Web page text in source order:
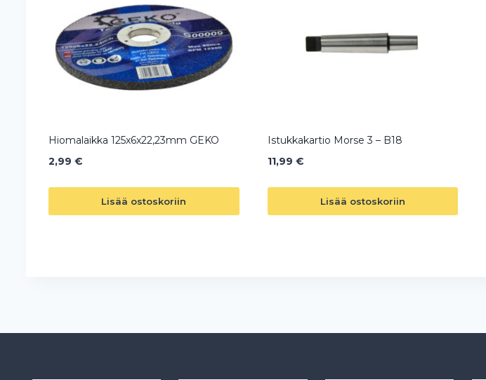
Hiomalaikka 125x6x22,23mm GEKO
2,99 €
Lisää ostoskoriin
Istukkakartio Morse 3 – B18
11,99 €
Lisää ostoskoriin